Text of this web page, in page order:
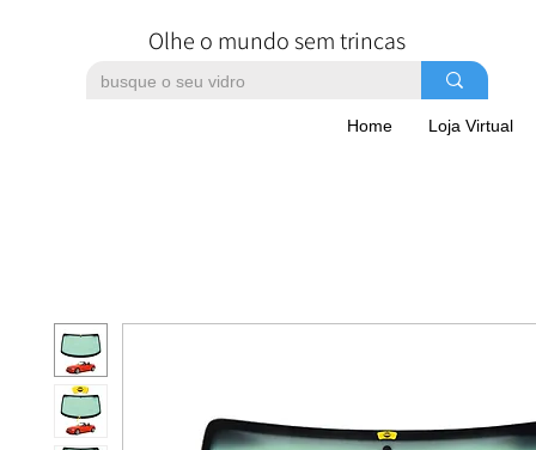
Olhe o mundo sem trincas
Home Loja Virtual